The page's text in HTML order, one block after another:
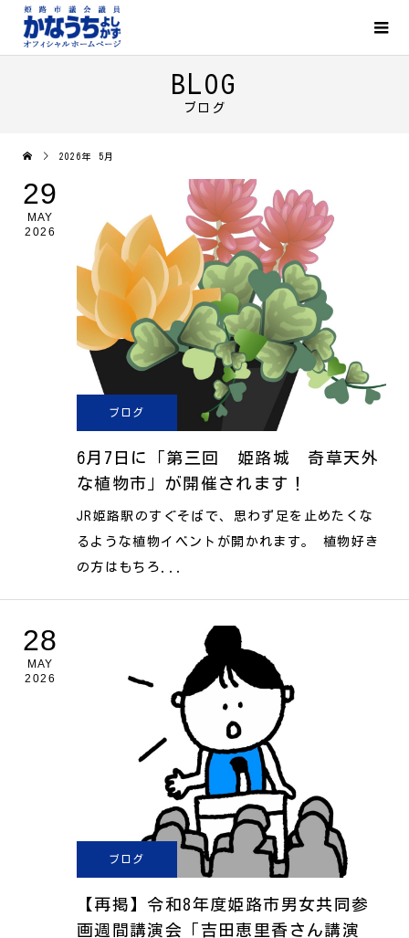
BLOG
ブログ
2026年 5月
29
MAY
2026
ブログ
6月7日に「第三回 姫路城 奇草天外
な植物市」が開催されます！
JR姫路駅のすぐそばで、思わず足を止めたくな
るような植物イベントが開かれます。 植物好き
の方はもちろ...
28
MAY
2026
ブログ
【再掲】令和8年度姫路市男女共同参
画週間講演会「吉田恵里香さん講演